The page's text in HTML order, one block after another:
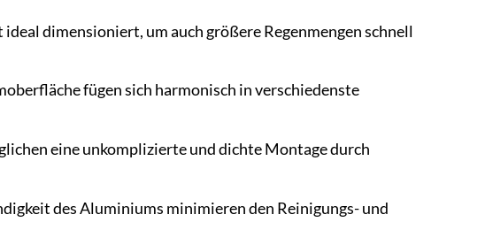
dimensioniert, um auch größere Regenmengen schnell
fügen sich harmonisch in verschiedenste
eine unkomplizierte und dichte Montage durch
des Aluminiums minimieren den Reinigungs- und